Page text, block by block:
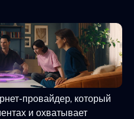
провайдер, который
и охватывает